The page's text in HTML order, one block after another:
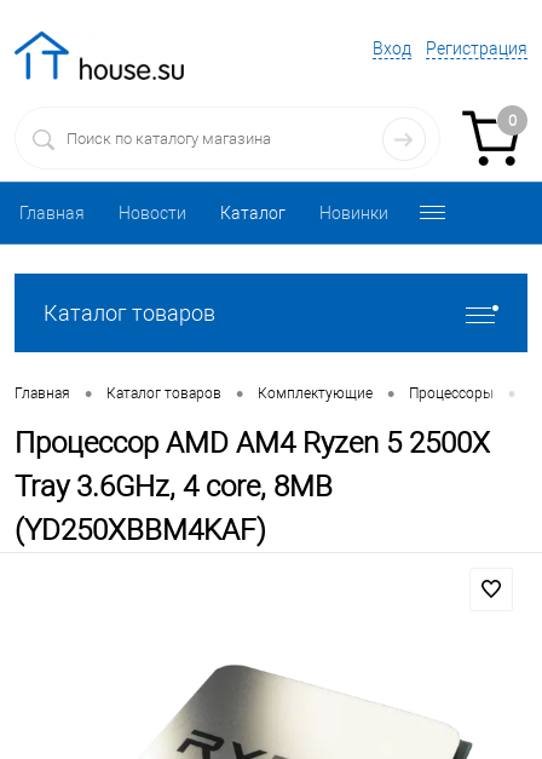
Вход Регистрация
0
Главная Новости Каталог Новинки
Каталог товаров
Главная • Каталог товаров • Комплектующие • Процессоры •
Процессор AMD AM4 Ryzen 5 2500X
Tray 3.6GHz, 4 core, 8MB
(YD250XBBM4KAF)